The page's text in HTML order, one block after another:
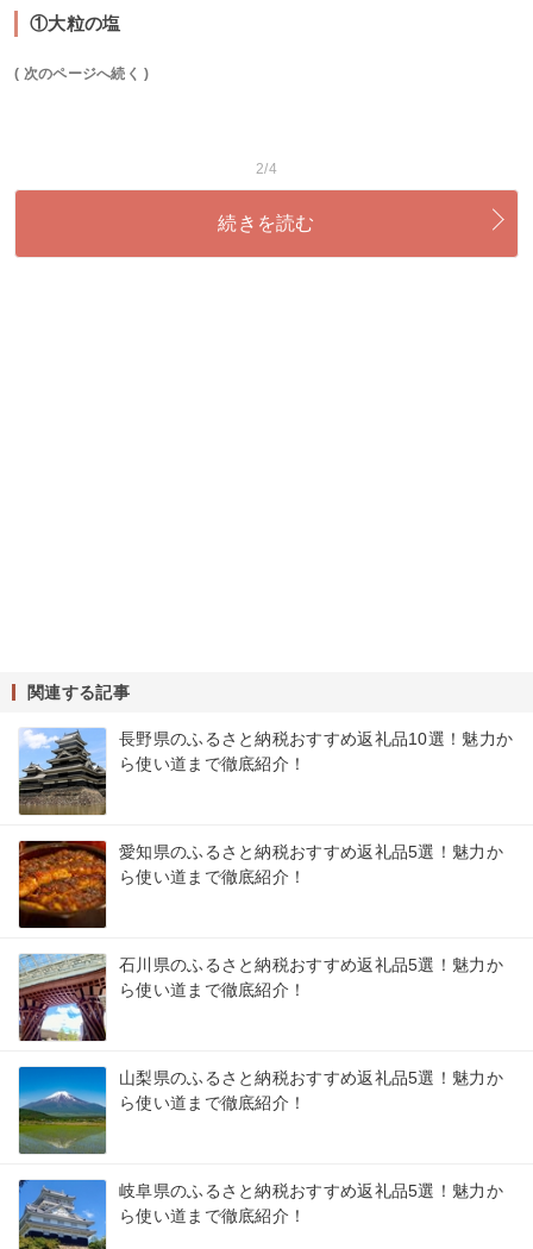
①大粒の塩
( 次のページへ続く )
2/4
続きを読む
関連する記事
長野県のふるさと納税おすすめ返礼品10選！魅力か
ら使い道まで徹底紹介！
愛知県のふるさと納税おすすめ返礼品5選！魅力か
ら使い道まで徹底紹介！
石川県のふるさと納税おすすめ返礼品5選！魅力か
ら使い道まで徹底紹介！
山梨県のふるさと納税おすすめ返礼品5選！魅力か
ら使い道まで徹底紹介！
岐阜県のふるさと納税おすすめ返礼品5選！魅力か
ら使い道まで徹底紹介！